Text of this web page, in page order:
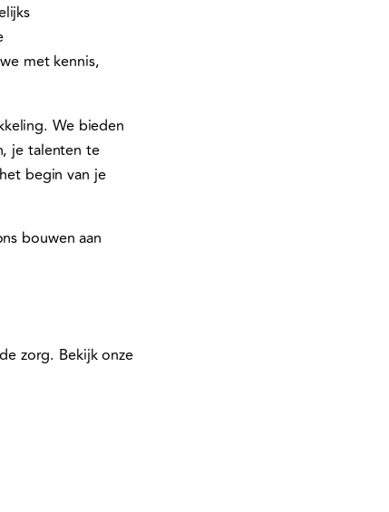
met kennis,
We bieden
je talenten te
begin van je
bouwen aan
zorg. Bekijk onze